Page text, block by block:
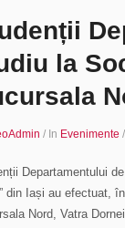
la
/ In Evenimente
Departamentului
din Iași au efectuat,
Nord, Vatra